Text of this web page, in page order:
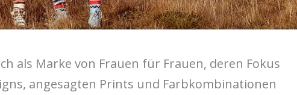
als Marke von Frauen für Frauen, deren Fokus
angesagten Prints und Farbkombinationen